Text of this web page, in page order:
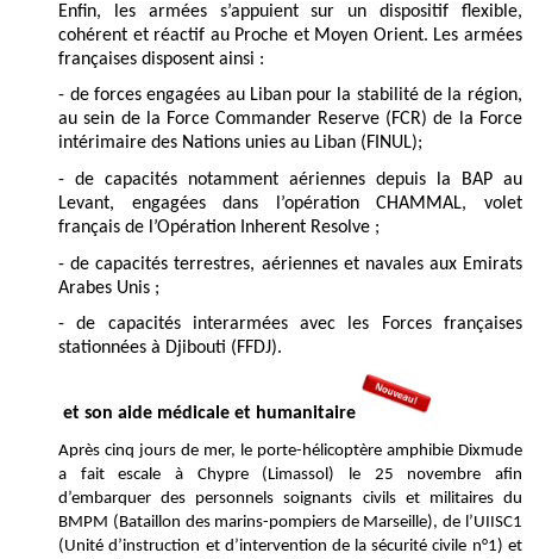
Enfin, les armées s’appuient sur un dispositif flexible,
cohérent et réactif au Proche et Moyen Orient. Les armées
françaises disposent ainsi :
- de forces engagées au Liban pour la stabilité de la région,
au sein de la Force Commander Reserve (FCR) de la Force
intérimaire des Nations unies au Liban (FINUL);
- de capacités notamment aériennes depuis la BAP au
Levant, engagées dans l’opération CHAMMAL, volet
français de l’Opération Inherent Resolve ;
- de capacités terrestres, aériennes et navales aux Emirats
Arabes Unis ;
- de capacités interarmées avec les Forces françaises
stationnées à Djibouti (FFDJ).
et son aide médicale et humanitaire
Après cinq jours de mer, le porte-hélicoptère amphibie Dixmude
a fait escale à Chypre (Limassol) le 25 novembre afin
d’embarquer des personnels soignants civils et militaires du
BMPM (Bataillon des marins-pompiers de Marseille), de l’UIISC1
(Unité d’instruction et d’intervention de la sécurité civile n°1) et